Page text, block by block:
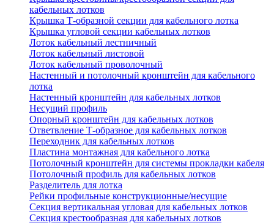
кабельных лотков
Крышка Т-образной секции для кабельного лотка
Крышка угловой секции кабельных лотков
Лоток кабельный лестничный
Лоток кабельный листовой
Лоток кабельный проволочный
Настенный и потолочный кронштейн для кабельного
лотка
Настенный кронштейн для кабельных лотков
Несущий профиль
Опорный кронштейн для кабельных лотков
Ответвление Т-образное для кабельных лотков
Переходник для кабельных лотков
Пластина монтажная для кабельного лотка
Потолочный кронштейн для системы прокладки кабеля
Потолочный профиль для кабельных лотков
Разделитель для лотка
Рейки профильные конструкционные/несущие
Секция вертикальная угловая для кабельных лотков
Секция крестообразная для кабельных лотков